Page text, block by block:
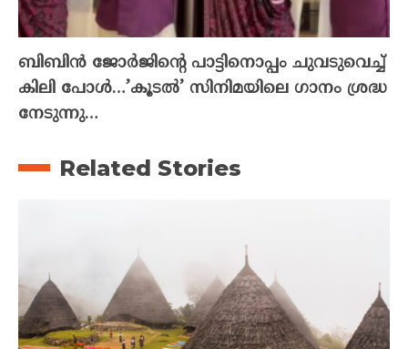
ബിബിൻ ജോർജിന്റെ പാട്ടിനൊപ്പം ചുവടുവെച്ച്
കിലി പോൾ…’കൂടൽ’ സിനിമയിലെ ഗാനം ശ്രദ്ധ
നേടുന്നു…
Related Stories